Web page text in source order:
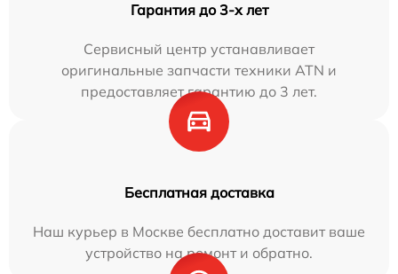
Гарантия до 3-х лет
Сервисный центр устанавливает
оригинальные запчасти техники ATN и
предоставляет гарантию до 3 лет.
Бесплатная доставка
Наш курьер в Москве бесплатно доставит ваше
устройство на ремонт и обратно.